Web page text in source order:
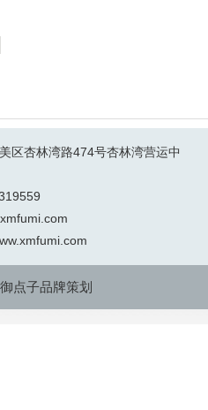
区杏林湾路474号杏林湾营运中
御点子品牌策划